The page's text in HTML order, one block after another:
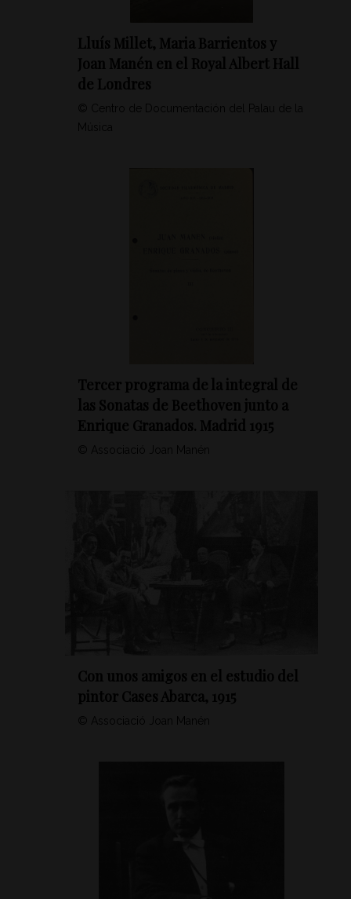
Lluís Millet, Maria Barrientos y
Joan Manén en el Royal Albert Hall
de Londres
© Centro de Documentación del Palau de la
Música
Tercer programa de la integral de
las Sonatas de Beethoven junto a
Enrique Granados. Madrid 1915
© Associació Joan Manén
Con unos amigos en el estudio del
pintor Cases Abarca, 1915
© Associació Joan Manén